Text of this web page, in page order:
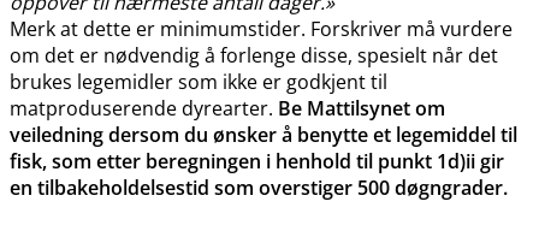
Merk at dette er minimumstider. Forskriver må vurdere
om det er nødvendig å forlenge disse, spesielt når det
brukes legemidler som ikke er godkjent til
matproduserende dyrearter. Be Mattilsynet om
veiledning dersom du ønsker å benytte et legemiddel til
fisk, som etter beregningen i henhold til punkt 1d)ii gir
en tilbakeholdelsestid som overstiger 500 døgngrader.